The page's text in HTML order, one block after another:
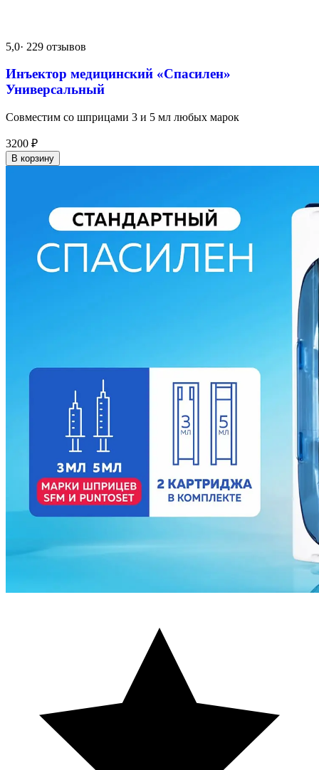
5,0· 229 отзывов
Инъектор медицинский «Спасилен»
Универсальный
Совместим со шприцами 3 и 5 мл любых марок
3200 ₽
В корзину